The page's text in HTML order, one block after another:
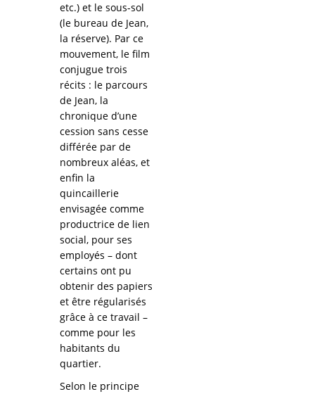
etc.) et le sous-sol
(le bureau de Jean,
la réserve). Par ce
mouvement, le film
conjugue trois
récits : le parcours
de Jean, la
chronique d’une
cession sans cesse
différée par de
nombreux aléas, et
enfin la
quincaillerie
envisagée comme
productrice de lien
social, pour ses
employés – dont
certains ont pu
obtenir des papiers
et être régularisés
grâce à ce travail –
comme pour les
habitants du
quartier.
Selon le principe